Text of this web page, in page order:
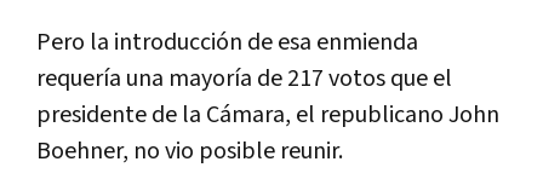
Pero la introducción de esa enmienda
requería una mayoría de 217 votos que el
presidente de la Cámara, el republicano John
Boehner, no vio posible reunir.